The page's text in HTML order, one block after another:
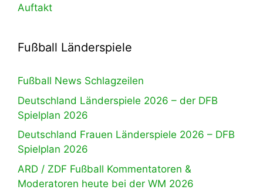
Auftakt
Fußball Länderspiele
Fußball News Schlagzeilen
Deutschland Länderspiele 2026 – der DFB
Spielplan 2026
Deutschland Frauen Länderspiele 2026 – DFB
Spielplan 2026
ARD / ZDF Fußball Kommentatoren &
Moderatoren heute bei der WM 2026